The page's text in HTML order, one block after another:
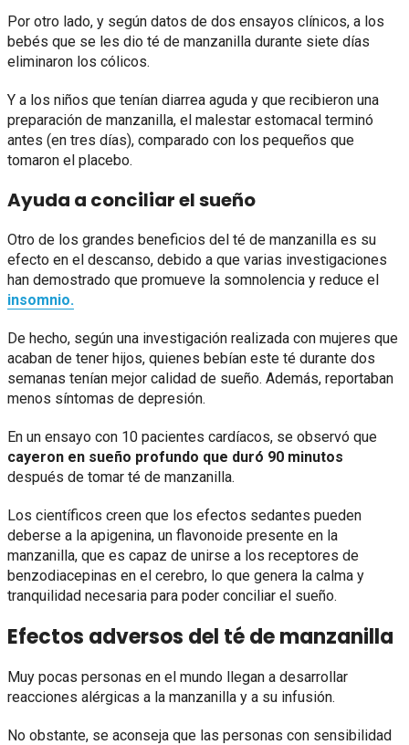
Por otro lado, y según datos de dos ensayos clínicos, a los
bebés que se les dio té de manzanilla durante siete días
eliminaron los cólicos.
Y a los niños que tenían diarrea aguda y que recibieron una
preparación de manzanilla, el malestar estomacal terminó
antes (en tres días), comparado con los pequeños que
tomaron el placebo.
Ayuda a conciliar el sueño
Otro de los grandes beneficios del té de manzanilla es su
efecto en el descanso, debido a que varias investigaciones
han demostrado que promueve la somnolencia y reduce el
insomnio.
De hecho, según una investigación realizada con mujeres que
acaban de tener hijos, quienes bebían este té durante dos
semanas tenían mejor calidad de sueño. Además, reportaban
menos síntomas de depresión.
En un ensayo con 10 pacientes cardíacos, se observó que
cayeron en sueño profundo que duró 90 minutos
después de tomar té de manzanilla.
Los científicos creen que los efectos sedantes pueden
deberse a la apigenina, un flavonoide presente en la
manzanilla, que es capaz de unirse a los receptores de
benzodiacepinas en el cerebro, lo que genera la calma y
tranquilidad necesaria para poder conciliar el sueño.
Efectos adversos del té de manzanilla
Muy pocas personas en el mundo llegan a desarrollar
reacciones alérgicas a la manzanilla y a su infusión.
No obstante, se aconseja que las personas con sensibilidad